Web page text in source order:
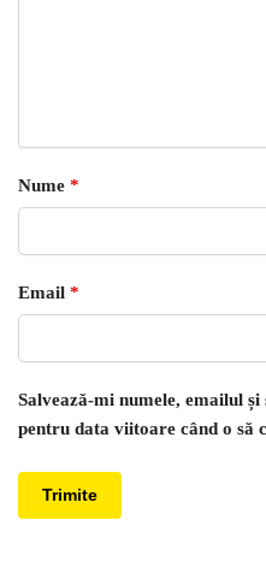
Nume *
Email *
Salvează-mi numele, emailul
pentru data viitoare când o să